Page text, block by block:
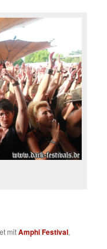
mitAmphi Festival,